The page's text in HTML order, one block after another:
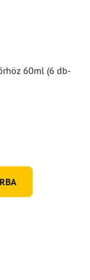
60ml (6 db-